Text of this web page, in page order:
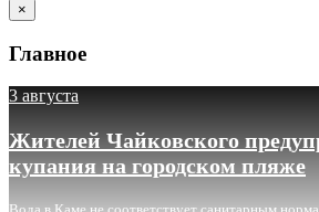
×
Главное
3 августа
Жителей Чайковского
купания на городском пляже